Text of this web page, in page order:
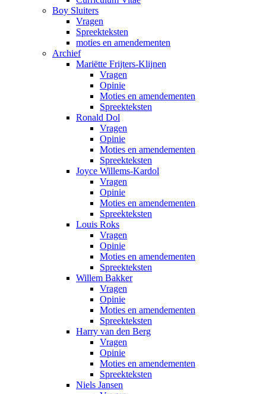
Boy Sluiters
Vragen
Spreekteksten
moties en amendementen
Archief
Mariëtte Frijters-Klijnen
Vragen
Opinie
Moties en amendementen
Spreekteksten
Ronald Dol
Vragen
Opinie
Moties en amendementen
Spreekteksten
Joyce Willems-Kardol
Vragen
Opinie
Moties en amendementen
Spreekteksten
Louis Roks
Vragen
Opinie
Moties en amendementen
Spreekteksten
Willem Bakker
Vragen
Opinie
Moties en amendementen
Spreekteksten
Harry van den Berg
Vragen
Opinie
Moties en amendementen
Spreekteksten
Niels Jansen